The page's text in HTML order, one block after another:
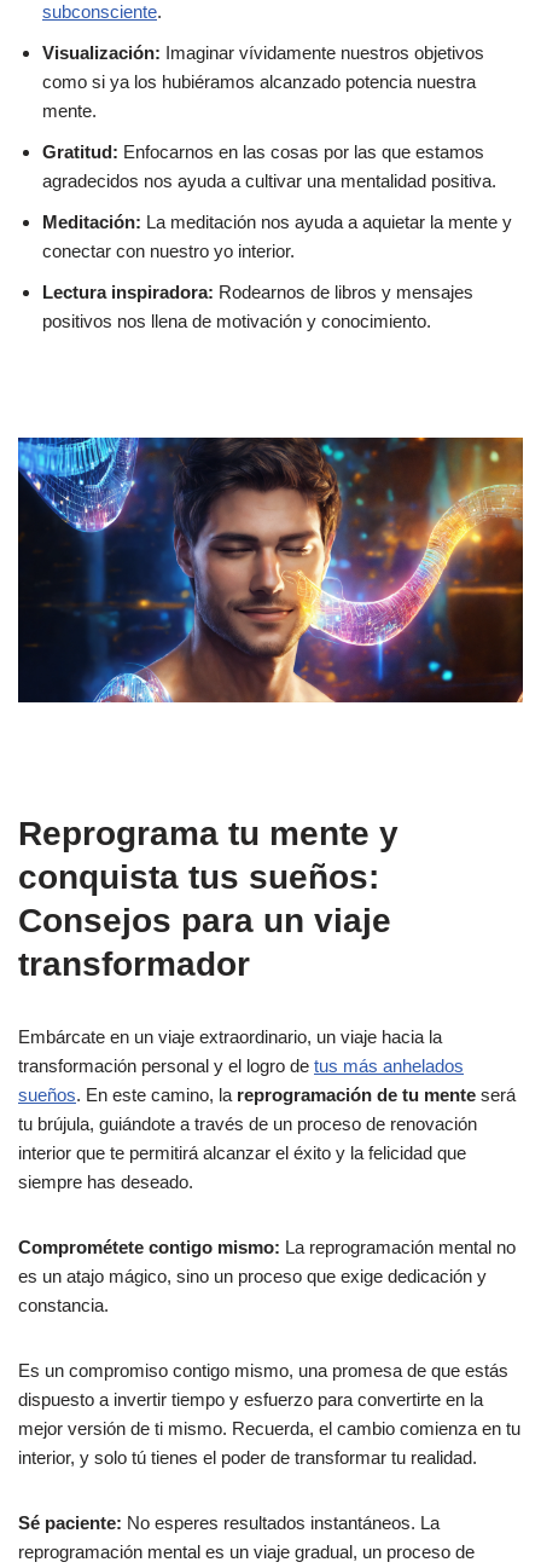
subconsciente.
Visualización: Imaginar vívidamente nuestros objetivos
como si ya los hubiéramos alcanzado potencia nuestra
mente.
Gratitud: Enfocarnos en las cosas por las que estamos
agradecidos nos ayuda a cultivar una mentalidad positiva.
Meditación: La meditación nos ayuda a aquietar la mente y
conectar con nuestro yo interior.
Lectura inspiradora: Rodearnos de libros y mensajes
positivos nos llena de motivación y conocimiento.
Reprograma tu mente y
conquista tus sueños:
Consejos para un viaje
transformador
Embárcate en un viaje extraordinario, un viaje hacia la
transformación personal y el logro de tus más anhelados
sueños. En este camino, la reprogramación de tu mente será
tu brújula, guiándote a través de un proceso de renovación
interior que te permitirá alcanzar el éxito y la felicidad que
siempre has deseado.
Comprométete contigo mismo: La reprogramación mental no
es un atajo mágico, sino un proceso que exige dedicación y
constancia.
Es un compromiso contigo mismo, una promesa de que estás
dispuesto a invertir tiempo y esfuerzo para convertirte en la
mejor versión de ti mismo. Recuerda, el cambio comienza en tu
interior, y solo tú tienes el poder de transformar tu realidad.
Sé paciente: No esperes resultados instantáneos. La
reprogramación mental es un viaje gradual, un proceso de